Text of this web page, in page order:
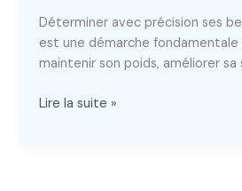
Déterminer avec précision ses
est une démarche fondamentale
maintenir son poids, améliorer sa
Calcul
Lire la suite »